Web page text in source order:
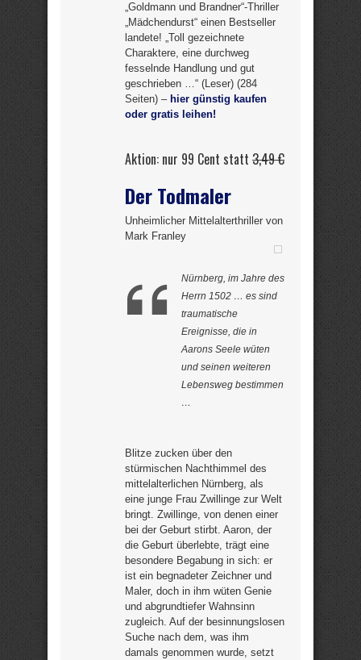
„Goldmann und Brandner“-Thriller
„Mädchendurst“ einen Bestseller
landete! „Toll gezeichnete
Charaktere, eine durchweg
fesselnde Handlung und gut
geschrieben …“ (Leser) (284
Seiten) – hier günstig kaufen
oder gratis leihen!
Aktion: nur 99 Cent statt 3,49 €
Der Todmaler
Unheimlicher Mittelalterthriller von
Mark Franley
Nürnberg, im Jahre des
Herrn 1502 … es sind
traumatische
Ereignisse, die in
Aarons Seele wüten
und seinen weiteren
Lebensweg bestimmen
…
Blitze zucken über den
stürmischen Nachthimmel des
mittelalterlichen Nürnberg, als
eine junge Frau Zwillinge zur Welt
bringt. Zwillinge, von denen einer
bei der Geburt stirbt. Aaron, der
die Geburt überlebte, trägt eine
besondere Begabung in sich: er
ist ein begnadeter Zeichner und
Maler, doch in ihm wüten Genie
und abgrundtiefer Wahnsinn
zugleich. Auf der besinnungslosen
Suche nach dem, was ihm
damals genommen wurde, setzt